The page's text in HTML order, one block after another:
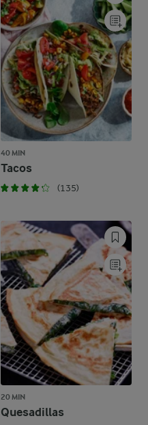
40 MIN
Tacos
(135)
20 MIN
Quesadillas